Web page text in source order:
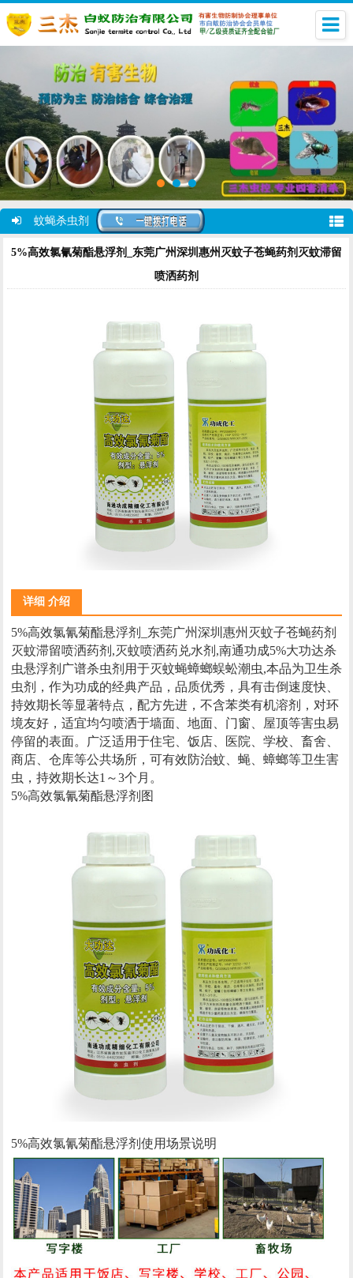
蚊蝇杀虫剂
5%高效氯氰菊酯悬浮剂_东莞广州深圳惠州灭蚊子苍蝇药剂灭蚊滞留
喷洒药剂
详细 介绍
5%高效氯氰菊酯悬浮剂_东莞广州深圳惠州灭蚊子苍蝇药剂
灭蚊滞留喷洒药剂,灭蚊喷洒药兑水剂,南通功成5%大功达杀
虫悬浮剂广谱杀虫剂用于灭蚊蝇蟑螂蜈蚣潮虫,本品为卫生杀
虫剂，作为功成的经典产品，品质优秀，具有击倒速度快、
持效期长等显著特点，配方先进，不含苯类有机溶剂，对环
境友好，适宜均匀喷洒于墙面、地面、门窗、屋顶等害虫易
停留的表面。广泛适用于住宅、饭店、医院、学校、畜舍、
商店、仓库等公共场所，可有效防治蚊、蝇、蟑螂等卫生害
虫，持效期长达1～3个月。
5%高效氯氰菊酯悬浮剂图
5%高效氯氰菊酯悬浮剂使用场景说明